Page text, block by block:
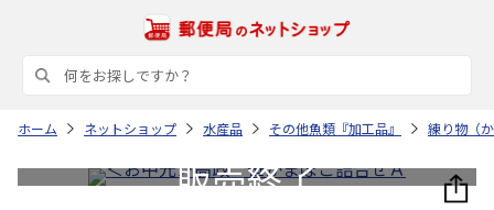
ホーム ネットショップ 水産品 その他魚類『加工品』 練り物（